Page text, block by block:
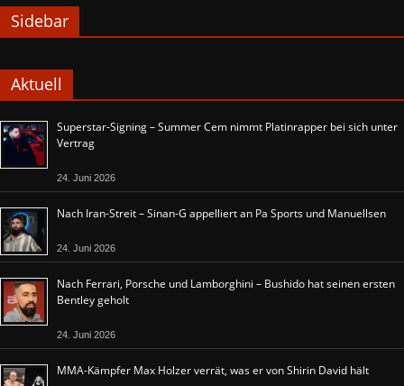
Sidebar
Aktuell
Superstar-Signing – Summer Cem nimmt Platinrapper bei sich unter
Vertrag
24. Juni 2026
Nach Iran-Streit – Sinan-G appelliert an Pa Sports und Manuellsen
24. Juni 2026
Nach Ferrari, Porsche und Lamborghini – Bushido hat seinen ersten
Bentley geholt
24. Juni 2026
MMA-Kämpfer Max Holzer verrät, was er von Shirin David hält